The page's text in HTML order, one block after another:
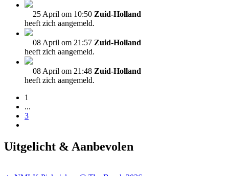
25 April om 10:50 Zuid-Holland
heeft zich aangemeld.
08 April om 21:57 Zuid-Holland
heeft zich aangemeld.
08 April om 21:48 Zuid-Holland
heeft zich aangemeld.
1
...
3
Uitgelicht & Aanbevolen